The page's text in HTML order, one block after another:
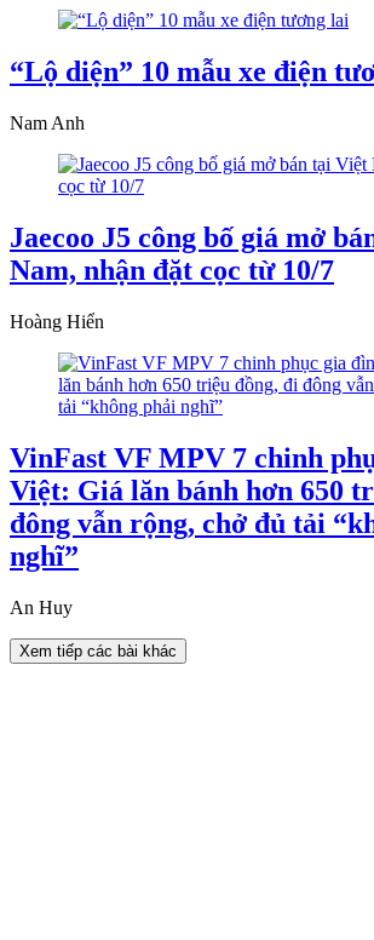
“Lộ diện” 10 mẫu xe điện
Nam Anh
Jaecoo J5 công bố giá mở
Nam, nhận đặt cọc từ 10/7
Hoàng Hiển
VinFast VF MPV 7 chinh
Việt: Giá lăn bánh hơn 650
đông vẫn rộng, chở đủ tải
nghĩ”
An Huy
Xem tiếp các bài khác